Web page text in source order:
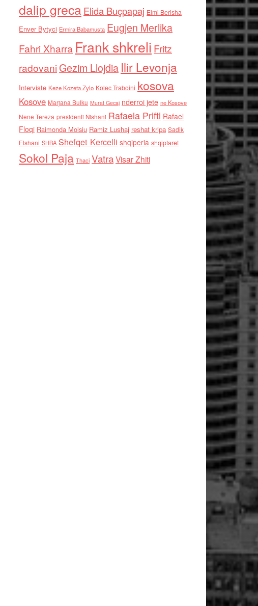
dalip grecaElida Buçpapaj Elmi Berisha
Enver Bytyci Ermira Babamusta Eugjen Merlika
Fahri Xharra Frank shkreli Fritz
radovaniGezim Llojdia Ilir Levonja
Interviste Keze Kozeta Zylo Kolec Traboini kosova
Kosove Marjana Bulku Murat Gecaj nderroi jete ne Kosove
Nene Tereza presidenti Nishani Rafaela Prifti Rafael
Floqi Raimonda Moisiu Ramiz Lushaj reshat kripa Sadik
Elshani SHBA Shefqet Kercelli shqiperia shqiptaret
Sokol Paja Thaci VatraVisar Zhiti